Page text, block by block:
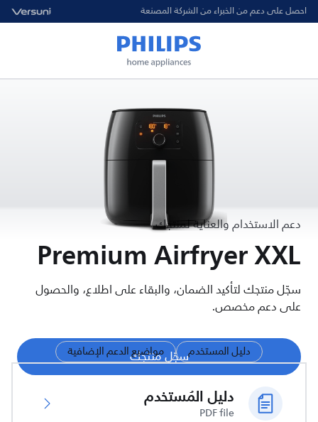
احصل على دعم من الخبراء من الشركة المصنعة
دعم الاستخدام والعناية لمنتجك
Premium Airfryer XXL
سجّل منتجك لتأكيد الضمان، والبقاء على اطلاع، والحصول
على دعم مخصص.
سجّل منتجكدليل المستخدم مواضيع الدعم الإضافية
دليل المُستخدم
PDF file